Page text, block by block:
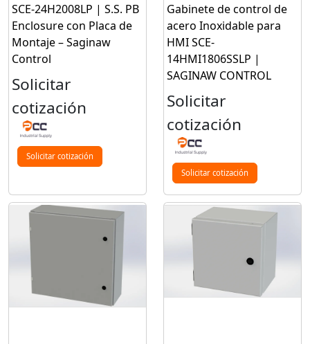
SCE-24H2008LP | S.S. PB
Enclosure con Placa de
Montaje – Saginaw
Control
Solicitar
cotización
Solicitar cotización
Gabinete de control de
acero Inoxidable para
HMI SCE-
14HMI1806SSLP |
SAGINAW CONTROL
Solicitar
cotización
Solicitar cotización